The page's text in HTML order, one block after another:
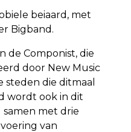
beiaard, met
Bigband.
de Componist, die
door New Music
steden die ditmaal
wordt ook in dit
samen met drie
van